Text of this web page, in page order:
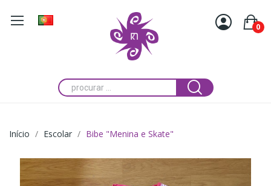
0
Início Escolar Bibe "Menina e Skate"